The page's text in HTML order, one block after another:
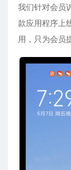
我们针对会员
款应用程序上
用，只为会员